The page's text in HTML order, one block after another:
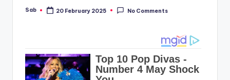
Posted
Sab 20 February 2025 No Comments